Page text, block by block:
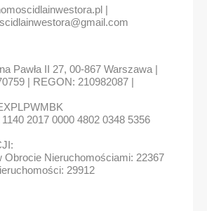
|
Pawła II 27, 00-867 Warszawa |
| REGON: 210982087 |
2017 0000 4802 0348 5356
Obrocie Nieruchomościami: 22367
29912